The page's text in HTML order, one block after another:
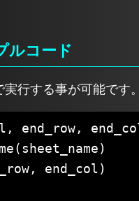
ルコード
行する事が可能です。
end_row,